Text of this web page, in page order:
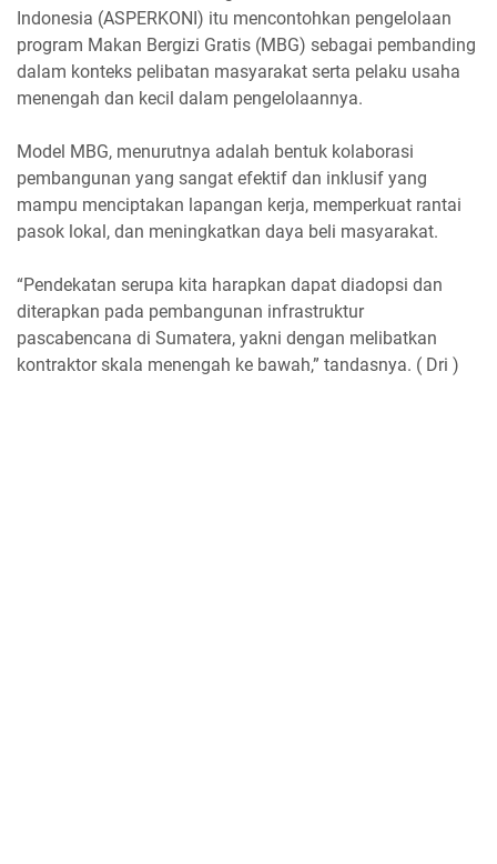
Indonesia (ASPERKONI) itu mencontohkan pengelolaan
program Makan Bergizi Gratis (MBG) sebagai pembanding
dalam konteks pelibatan masyarakat serta pelaku usaha
menengah dan kecil dalam pengelolaannya.
Model MBG, menurutnya adalah bentuk kolaborasi
pembangunan yang sangat efektif dan inklusif yang
mampu menciptakan lapangan kerja, memperkuat rantai
pasok lokal, dan meningkatkan daya beli masyarakat.
“Pendekatan serupa kita harapkan dapat diadopsi dan
diterapkan pada pembangunan infrastruktur
pascabencana di Sumatera, yakni dengan melibatkan
kontraktor skala menengah ke bawah,” tandasnya. ( Dri )